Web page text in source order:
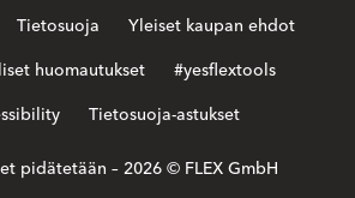
Tietosuoja
Yleiset kaupan ehdot
huomautukset
#yesflextools
Tietosuoja-astukset
pidätetään – 2026 © FLEX GmbH